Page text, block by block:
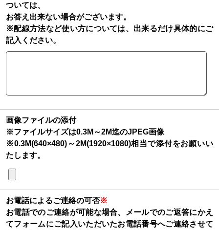
ついては、
お答え出来ない場合がございます。
※配線方法など使い方については、出来るだけ具体的にご
記入ください。
画像ファイルの添付
※ファイルサイズは0.3M～2M迄のJPEG画像
※0.3M(640×480)～2M(1920×1080)相当で添付をお願いい
たします。
お電話によるご連絡の可否※
お電話でのご連絡が可能な場合、メールでのご返答にかえ
てフォームにご記入いただいたお電話番号へご連絡させて